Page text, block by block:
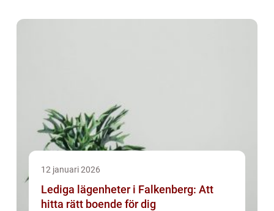
miljö både för boende, besökare och
12 januari 2026
Lediga lägenheter i Falkenberg: Att
hitta rätt boende för dig